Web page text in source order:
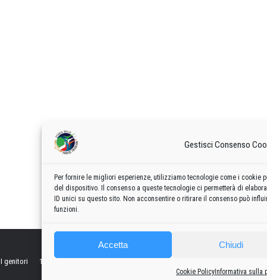
Gestisci Consenso
Per fornire le migliori esperienze, utilizziamo tecnologie come i cookie
del dispositivo. Il consenso a queste tecnologie ci permetterà di
ID unici su questo sito. Non acconsentire o ritirare il consenso può
funzioni.
Accetta Chiudi
Cookie Policy Informativa sulla
I genitori 1960 1970 1980 1990 2000 2010